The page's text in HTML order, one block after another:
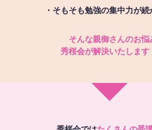
・そもそも勉強の集中力が
そんな親御さんのお悩
秀桜会が解決いたします